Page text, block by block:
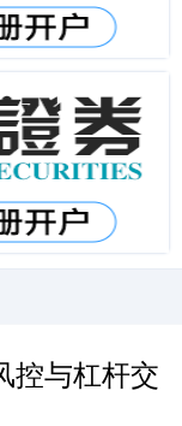
控与杠杆交